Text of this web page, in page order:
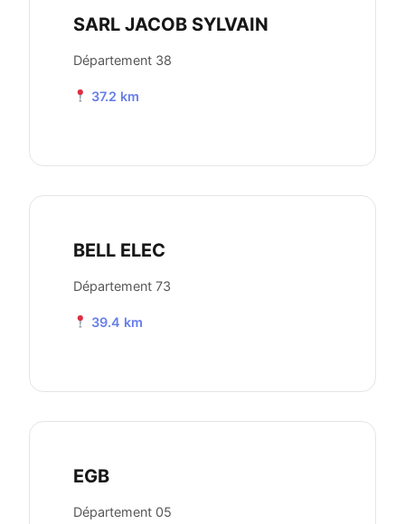
SARL JACOB SYLVAIN
Département 38
37.2 km
BELL ELEC
Département 73
39.4 km
EGB
Département 05